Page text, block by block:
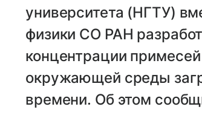
университета (НГТУ)
физики СО РАН
концентрации
окружающей среды
времени. Об этом